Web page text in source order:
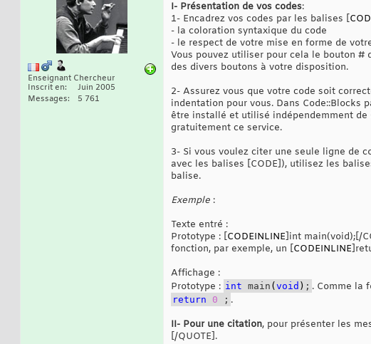
Enseignant Chercheur
Inscrit en
Juin 2005
Messages
5 761
I- Présentation de vos codes:
1- Encadrez vos codes par les balises [
- la coloration syntaxique du code
- le respect de votre mise en forme de
Vous pouvez utiliser pour cela le bouton #
des divers boutons à votre disposition.
2- Assurez vous que votre code soit
indentation pour vous. Dans Code::Blocks
être installé et utilisé indépendemment de
gratuitement ce service.
3- Si vous voulez citer une seule ligne de
avec les balises [CODE]), utilisez les
balise.
Exemple :
Texte entré :
Prototype : [CODEINLINE]int main(void);[/
fonction, par exemple, un [CODEINLINE
Affichage :
Prototype : int main ( void ) ; . Comme la
return 0 ; .
II- Pour une citation, pour présenter les
[/QUOTE].